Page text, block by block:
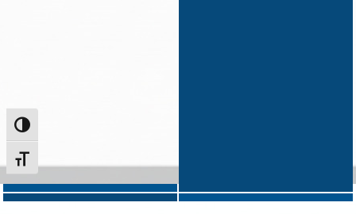
Alternar alto contraste
Alternar tamanho da fonte